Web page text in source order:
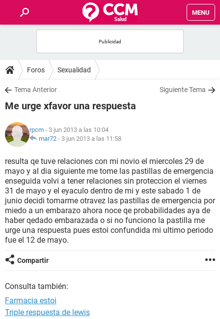
MENU
FOROS
SALUD
FAMILIA
NUTRICIÓN
BIENESTAR
SEXUALIDAD
GLOSARIO
Foros Sexualidad
Tema Anterior Siguiente Tema
Me urge xfavor una respuesta
rpcm - 3 jun 2013 a las 10:04
mar72 - 3 jun 2013 a las 11:58
resulta qe tuve relaciones con mi novio el miercoles 29 de
mayo y al dia siguiente me tome las pastillas de emergencia
enseguida volvi a tener relaciones sin proteccion el viernes
31 de mayo y el eyaculo dentro de mi y este sabado 1 de
junio decidi tomarme otravez las pastillas de emergencia por
miedo a un embarazo ahora noce qe probabilidades aya de
haber qedado embarazada o si no funciono la pastilla me
urge una respuesta pues estoi confundida mi ultimo periodo
fue el 12 de mayo.
Compartir
Consulta también:
Farmacia estoi
Triple respuesta de lewis